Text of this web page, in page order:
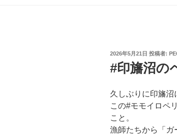
投
日:
2026年5月21日 投稿者:
#印旛沼の
久しぶりに印旛沼
この#モモイロペ
こと。
漁師たちから「ガ